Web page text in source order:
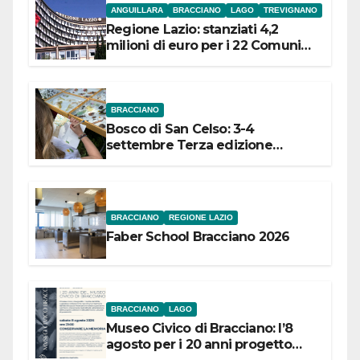
ANGUILLARA BRACCIANO LAGO TREVIGNANO
Regione Lazio: stanziati 4,2
milioni di euro per i 22 Comuni
BRACCIANO
Bosco di San Celso: 3-4
settembre Terza edizione
BRACCIANO REGIONE LAZIO
Faber School Bracciano 2026
BRACCIANO LAGO
Museo Civico di Bracciano: l’8
agosto per i 20 anni progetto